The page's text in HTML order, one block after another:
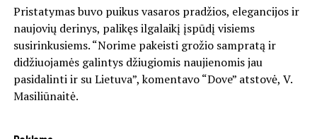
Pristatymas buvo puikus vasaros pradžios, elegancijos ir
naujovių derinys, palikęs ilgalaikį įspūdį visiems
susirinkusiems. “Norime pakeisti grožio sampratą ir
didžiuojamės galintys džiugiomis naujienomis jau
pasidalinti ir su Lietuva”, komentavo “Dove” atstovė, V.
Masiliūnaitė.